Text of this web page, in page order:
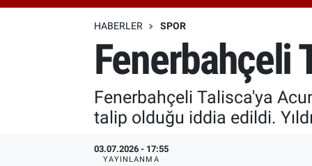
HABERLER SPOR
Fenerbahçeli
Fenerbahçeli Talisca'ya
talip olduğu iddia edildi.
03.07.2026 - 17:55
YAYINLANMA
Özel Haberler
Özel Haberler
Haber Arşivi